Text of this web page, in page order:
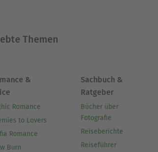
Themen
&
Romance
to Lovers
Romance
Burn
Sachbuch &
Ratgeber
Bücher über
Fotografie
Reiseberichte
Reiseführer